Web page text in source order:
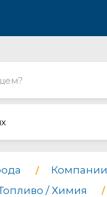
Компании
/ Химия